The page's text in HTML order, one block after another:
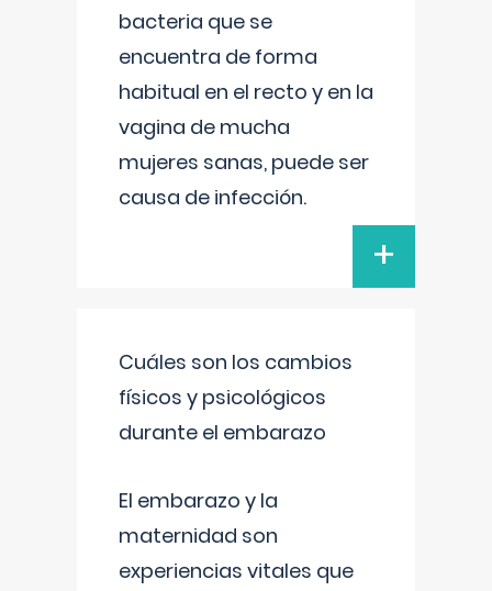
bacteria que se
encuentra de forma
habitual en el recto y en la
vagina de mucha
mujeres sanas, puede ser
causa de infección.
+
Cuáles son los cambios
físicos y psicológicos
durante el embarazo
El embarazo y la
maternidad son
experiencias vitales que